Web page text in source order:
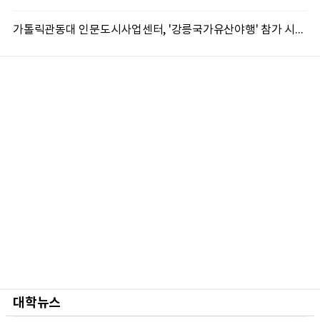
가톨릭관동대 인문도시사업센터, '강릉국가유산야행' 참가 시민 15명 모집
대학뉴스